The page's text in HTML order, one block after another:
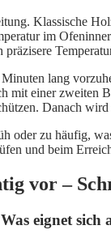
Klassische
im
lang
mit einer zweiten
Danach
oder zu häufig,
und beim
vor –
eignet sich